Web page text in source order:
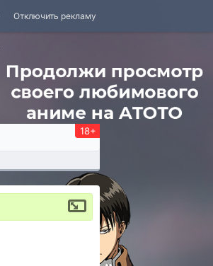
Отключить рекламу
18+